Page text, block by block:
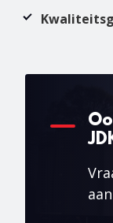
aan